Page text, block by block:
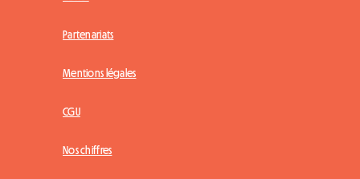
Partenariats
Mentions légales
CGU
Nos chiffres